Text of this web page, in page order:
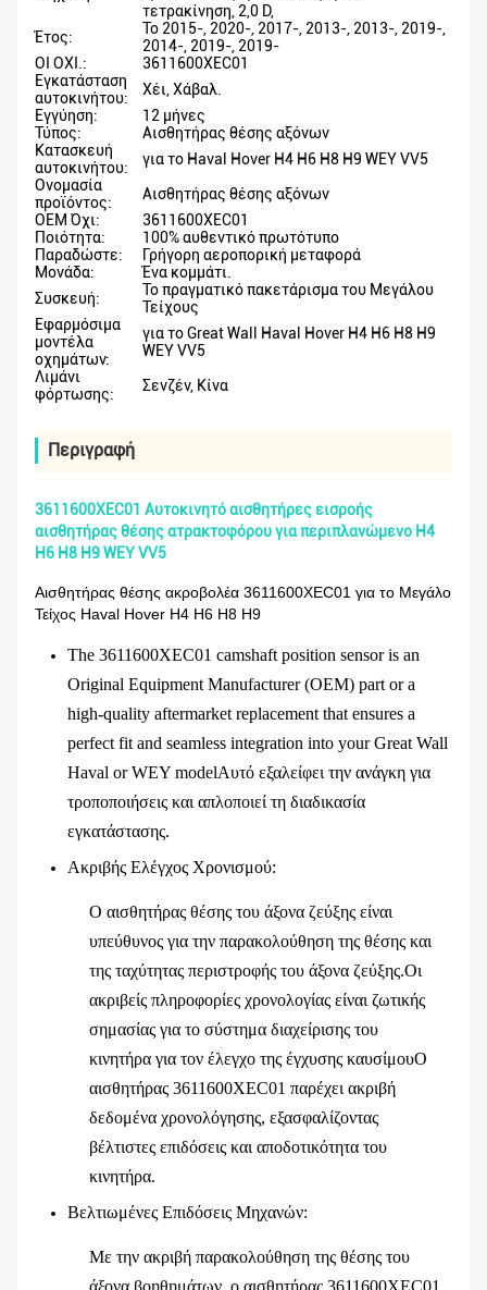
τετρακίνηση, 2,0 D,
Έτος:
Το 2015-, 2020-, 2017-, 2013-, 2013-, 2019-,
2014-, 2019-, 2019-
ΟΙ ΟΧΙ.:
3611600XEC01
Εγκατάσταση
αυτοκινήτου:
Χέι, Χάβαλ.
Εγγύηση:
12 μήνες
Τύπος:
Αισθητήρας θέσης αξόνων
Κατασκευή
αυτοκινήτου:
για το Haval Hover H4 H6 H8 H9 WEY VV5
Ονομασία
προϊόντος:
Αισθητήρας θέσης αξόνων
OEM Όχι:
3611600XEC01
Ποιότητα:
100% αυθεντικό πρωτότυπο
Παραδώστε:
Γρήγορη αεροπορική μεταφορά
Μονάδα:
Ένα κομμάτι.
Συσκευή:
Το πραγματικό πακετάρισμα του Μεγάλου
Τείχους
Εφαρμόσιμα
μοντέλα
οχημάτων:
για το Great Wall Haval Hover H4 H6 H8 H9
WEY VV5
Λιμάνι
φόρτωσης:
Σενζέν, Κίνα
Περιγραφή
3611600XEC01 Αυτοκινητό αισθητήρες εισροής
αισθητήρας θέσης ατρακτοφόρου για περιπλανώμενο H4
H6 H8 H9 WEY VV5
Αισθητήρας θέσης ακροβολέα 3611600XEC01 για το Μεγάλο
Τείχος Haval Hover H4 H6 H8 H9
The 3611600XEC01 camshaft position sensor is an
Original Equipment Manufacturer (OEM) part or a
high-quality aftermarket replacement that ensures a
perfect fit and seamless integration into your Great Wall
Haval or WEY modelΑυτό εξαλείφει την ανάγκη για
τροποποιήσεις και απλοποιεί τη διαδικασία
εγκατάστασης.
Ακριβής Ελέγχος Χρονισμού:
Ο αισθητήρας θέσης του άξονα ζεύξης είναι
υπεύθυνος για την παρακολούθηση της θέσης και
της ταχύτητας περιστροφής του άξονα ζεύξης.Οι
ακριβείς πληροφορίες χρονολογίας είναι ζωτικής
σημασίας για το σύστημα διαχείρισης του
κινητήρα για τον έλεγχο της έγχυσης καυσίμουΟ
αισθητήρας 3611600XEC01 παρέχει ακριβή
δεδομένα χρονολόγησης, εξασφαλίζοντας
βέλτιστες επιδόσεις και αποδοτικότητα του
κινητήρα.
Βελτιωμένες Επιδόσεις Μηχανών:
Με την ακριβή παρακολούθηση της θέσης του